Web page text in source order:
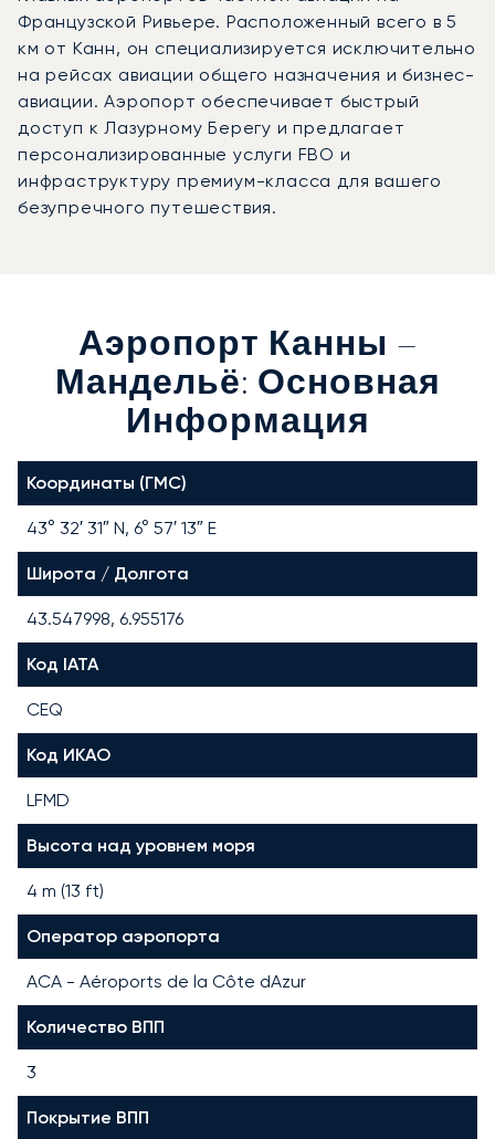
Французской Ривьере. Расположенный всего в 5
км от Канн, он специализируется исключительно
на рейсах авиации общего назначения и бизнес-
авиации. Аэропорт обеспечивает быстрый
доступ к Лазурному Берегу и предлагает
персонализированные услуги FBO и
инфраструктуру премиум-класса для вашего
безупречного путешествия.
Аэропорт Канны –
Мандельё: Основная
Информация
Координаты (ГМС)
43° 32′ 31″ N, 6° 57′ 13″ E
Широта / Долгота
43.547998, 6.955176
Код IATA
CEQ
Код ИКАО
LFMD
Высота над уровнем моря
4 m (13 ft)
Оператор аэропорта
ACA - Aéroports de la Côte dAzur
Количество ВПП
3
Покрытие ВПП